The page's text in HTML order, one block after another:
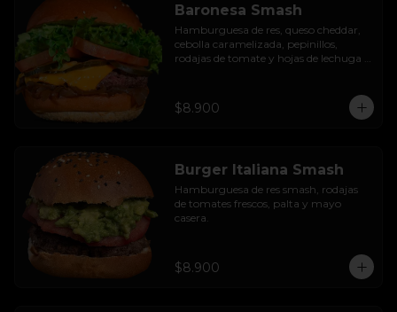
Baronesa Smash
Hamburguesa de res, queso cheddar,
cebolla caramelizada, pepinillos,
rodajas de tomate y hojas de lechuga
$8.900
Burger Italiana Smash
Hamburguesa de res smash, rodajas
de tomates frescos, palta y mayo
casera.
$8.900